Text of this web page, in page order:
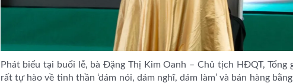
Phát biểu tại buổi lễ, bà Đặng Thị Kim Oanh – Chủ tịch HĐQT, Tổng
rất tự hào về tinh thần ‘dám nói, dám nghĩ, dám làm’ và bán hàng